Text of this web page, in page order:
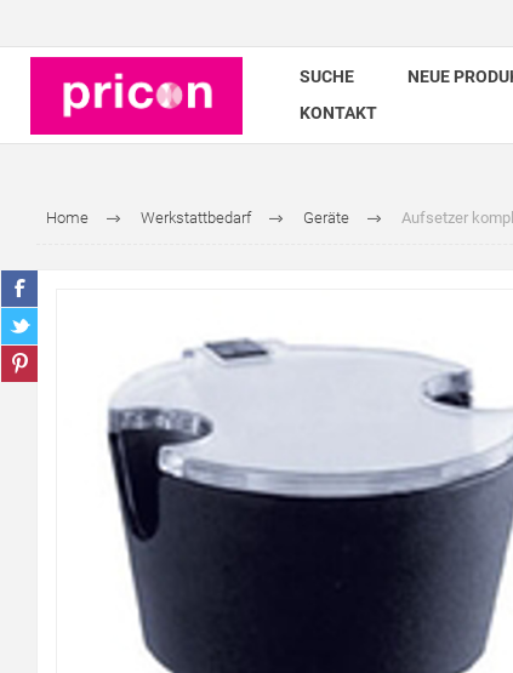
SUCHE NEUE
KONTAKT
Home Werkstattbedarf Geräte Aufsetzer